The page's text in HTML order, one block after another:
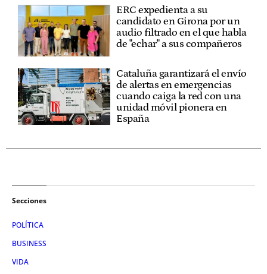
ERC expedienta a su
candidato en Girona por un
audio filtrado en el que habla
de "echar" a sus compañeros
Cataluña garantizará el envío
de alertas en emergencias
cuando caiga la red con una
unidad móvil pionera en
España
Secciones
POLÍTICA
BUSINESS
VIDA